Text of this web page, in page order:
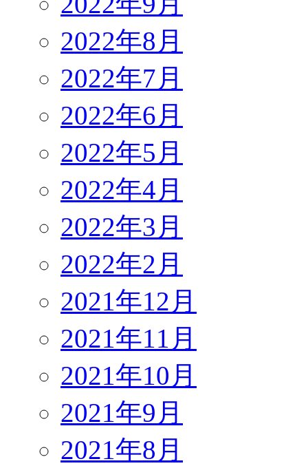
2022年8月
2022年7月
2022年6月
2022年5月
2022年4月
2022年3月
2022年2月
2021年12月
2021年11月
2021年10月
2021年9月
2021年8月